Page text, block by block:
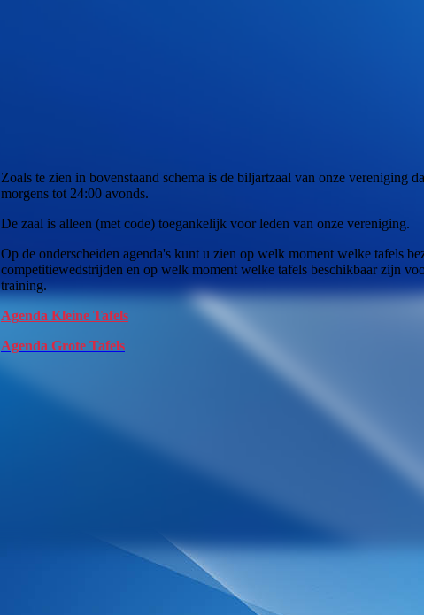
Zoals te zien in bovenstaand schema is de biljartzaal van onze vereniging
morgens tot 24:00 avonds.
De zaal is alleen (met code) toegankelijk voor leden van onze vereniging.
Op de onderscheiden agenda's kunt u zien op welk moment welke tafels
competitiewedstrijden en op welk moment welke tafels beschikbaar zijn
training.
Agenda Kleine Tafels
Agenda Grote Tafels